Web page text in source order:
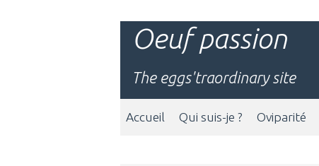
Oeuf passion
The eggs'traordinary site
Accueil Qui suis-je ? Oviparité